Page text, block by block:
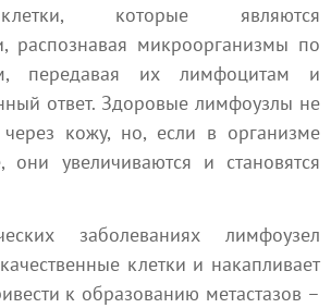
которые являются
распознавая микроорганизмы по
передавая их лимфоцитам и
ответ. Здоровые лимфоузлы не
кожу, но, если в организме
они увеличиваются и становятся
заболеваниях лимфоузел
клетки и накапливает
к образованию метастазов –